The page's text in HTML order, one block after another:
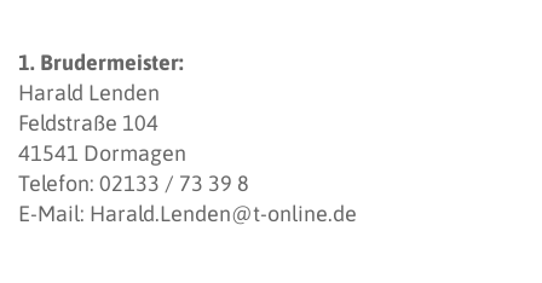
1. Brudermeister:
Harald Lenden
Feldstraße 104
41541 Dormagen
Telefon: 02133 / 73 39 8
E-Mail: Harald.Lenden@t-online.de